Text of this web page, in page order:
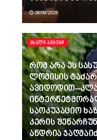
08/06/2026
ᲐᲮᲐᲚᲘ ᲐᲛᲑᲔᲑᲘ
რომ არა ეს
ლომისის
საოკუპაციო
კერის
ანდრია